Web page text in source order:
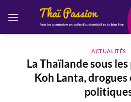
ACTUALITÉS
La Thaïlande sous
Koh Lanta,